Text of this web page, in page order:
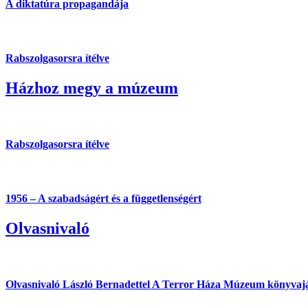
A diktatúra propagandája
Rabszolgasorsra ítélve
Házhoz megy a múzeum
Rabszolgasorsra ítélve
1956 – A szabadságért és a függetlenségért
Olvasnivaló
Olvasnivaló László Bernadettel A Terror Háza Múzeum